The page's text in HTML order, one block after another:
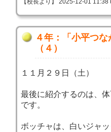
【校長より】 2025-12-01 11:38
４年：「小平つ
（４）
１１月２９日（土）
最後に紹介するのは、
です。
ボッチャは、白いジャ